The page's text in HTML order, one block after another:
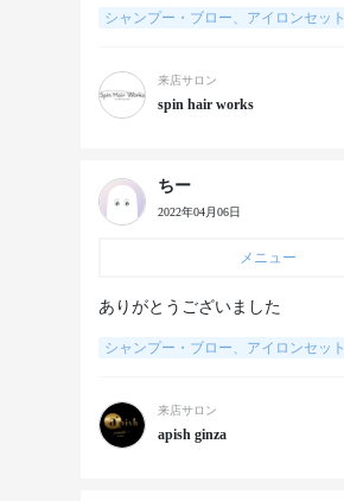
シャンプー・ブロー、アイロンセット
来店サロン
spin hair works
ちー
2022年04月06日
メニュー
ありがとうございました
シャンプー・ブロー、アイロンセット
来店サロン
apish ginza